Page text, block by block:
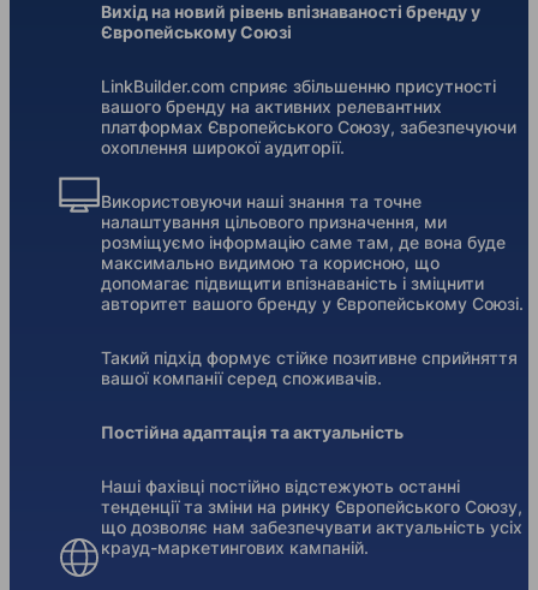
Вихід на новий рівень впізнаваності бренду у
Європейському Союзі
LinkBuilder.com сприяє збільшенню присутності
вашого бренду на активних релевантних
платформах Європейського Союзу, забезпечуючи
охоплення широкої аудиторії.
Використовуючи наші знання та точне
налаштування цільового призначення, ми
розміщуємо інформацію саме там, де вона буде
максимально видимою та корисною, що
допомагає підвищити впізнаваність і зміцнити
авторитет вашого бренду у Європейському Союзі.
Такий підхід формує стійке позитивне сприйняття
вашої компанії серед споживачів.
Постійна адаптація та актуальність
Наші фахівці постійно відстежують останні
тенденції та зміни на ринку Європейського Союзу,
що дозволяє нам забезпечувати актуальність усіх
крауд-маркетингових кампаній.